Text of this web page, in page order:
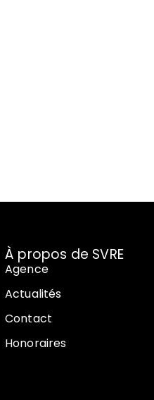
À propos de SVRE
Agence
Actualités
Contact
Honoraires